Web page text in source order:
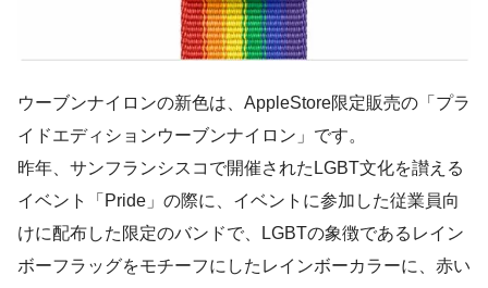
ウーブンナイロンの新色は、AppleStore限定販売の 「プラ
イドエディションウーブンナイロン」 です。
昨年、サンフランシスコで開催されたLGBT文化を讃える
イベント「Pride」の際に、イベントに参加した従業員向
けに配布した限定のバンドで、LGBTの象徴であるレイン
ボーフラッグをモチーフにしたレインボーカラーに、赤い